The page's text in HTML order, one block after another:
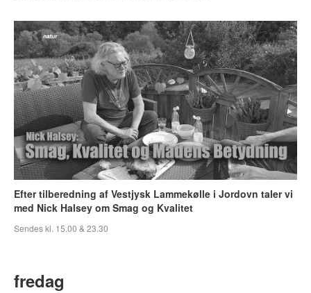
Efter tilberedning af Vestjysk Lammekølle i Jordovn taler vi
med Nick Halsey om Smag og Kvalitet
Sendes kl. 15.00 & 23.30
fredag